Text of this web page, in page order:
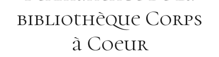
bibliothèque Corps
à Coeur